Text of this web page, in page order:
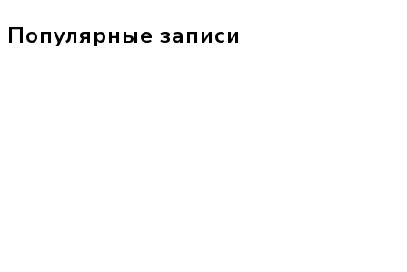
Популярные записи